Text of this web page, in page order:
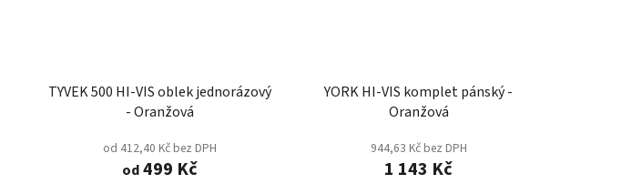
TYVEK 500 HI-VIS oblek jednorázový
- Oranžová
od 412,40 Kč bez DPH
od499 Kč
YORK HI-VIS komplet pánský -
Oranžová
944,63 Kč bez DPH
1 143 Kč